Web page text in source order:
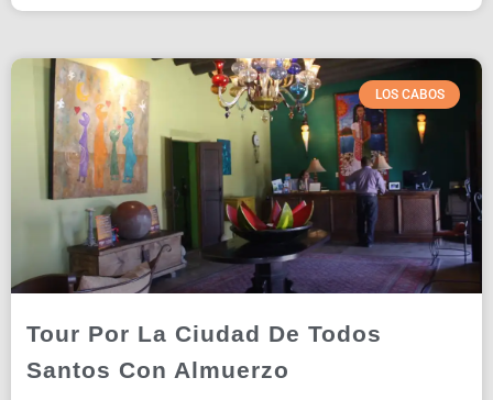
LOS CABOS
Tour Por La Ciudad De Todos
Santos Con Almuerzo